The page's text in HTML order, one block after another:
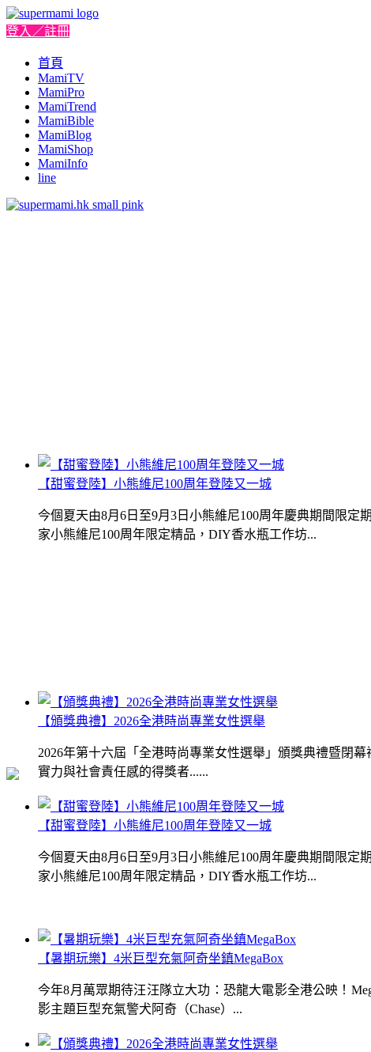
登入／註冊
首頁
MamiTV
MamiPro
MamiTrend
MamiBible
MamiBlog
MamiShop
MamiInfo
line
【甜蜜登陸】小熊維尼100周年登陸又一城
今個夏天由8月6日至9月3日小熊維尼100周年慶典期間限
家小熊維尼100周年限定精品，DIY香水瓶工作坊...
【頒獎典禮】2026全港時尚專業女性選舉
2026年第十六屆「全港時尚專業女性選舉」頒獎典禮暨閉
實力與社會責任感的得獎者......
【暑期玩樂】4米巨型充氣阿奇坐鎮MegaBox
今年8月萬眾期待汪汪隊立大功：恐龍大電影全港公映！
影主題巨型充氣警犬阿奇（Chase）...
【甜蜜登陸】小熊維尼100周年登陸又一城
今個夏天由8月6日至9月3日小熊維尼100周年慶典期間限
家小熊維尼100周年限定精品，DIY香水瓶工作坊...